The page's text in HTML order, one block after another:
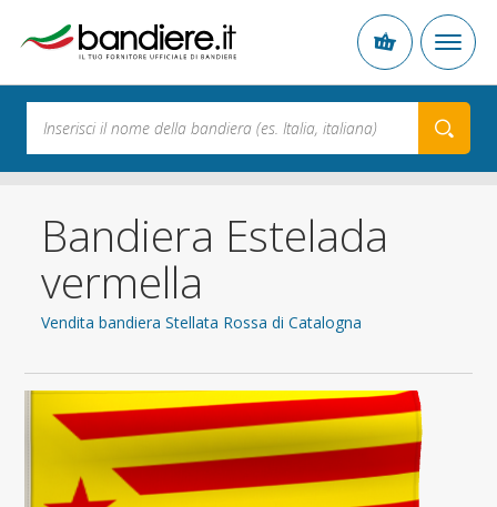
Bandiera Estelada
vermella
Vendita bandiera Stellata Rossa di Catalogna